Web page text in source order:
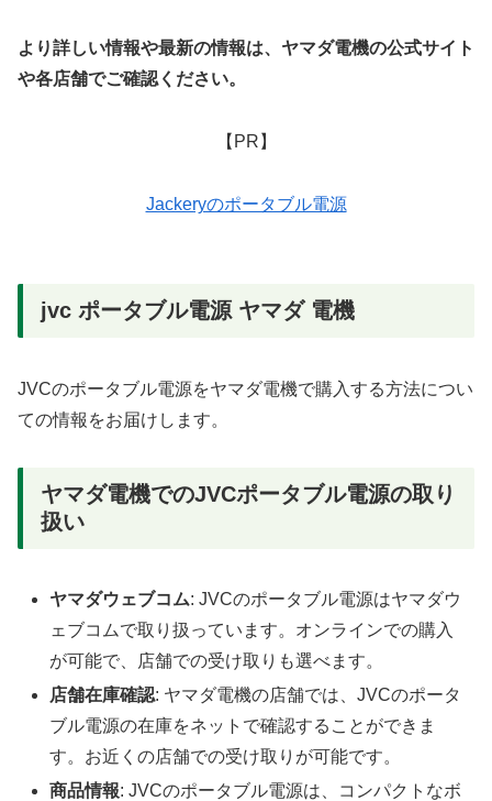
より詳しい情報や最新の情報は、ヤマダ電機の公式サイト
や各店舗でご確認ください。
【PR】
Jackeryのポータブル電源
jvc ポータブル電源 ヤマダ 電機
JVCのポータブル電源をヤマダ電機で購入する方法につい
ての情報をお届けします。
ヤマダ電機でのJVCポータブル電源の取り
扱い
ヤマダウェブコム: JVCのポータブル電源はヤマダウ
ェブコムで取り扱っています。オンラインでの購入
が可能で、店舗での受け取りも選べます。
店舗在庫確認: ヤマダ電機の店舗では、JVCのポータ
ブル電源の在庫をネットで確認することができま
す。お近くの店舗での受け取りが可能です。
商品情報: JVCのポータブル電源は、コンパクトなボ